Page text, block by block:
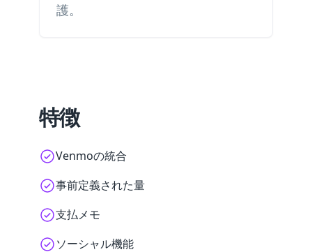
護。
特徴
Venmoの統合
事前定義された量
支払メモ
ソーシャル機能